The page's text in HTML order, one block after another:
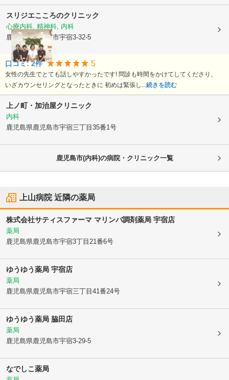
スリジエこころのクリニック
心療内科, 精神科, 内科
鹿児島県鹿児島市宇宿3-32-5
口コミ:2件 5
女性の先生でとても話しやすかったです! 問診も時間をかけてしてくださり、
いざカウンセリングとなったときに 初めは緊張し...続きを読む
上ノ町・加治屋クリニック
内科
鹿児島県鹿児島市宇宿三丁目35番1号
鹿児島市(内科)の病院・クリニック一覧
上山病院近隣の薬局
株式会社サティスファーマ マリンバ調剤薬局 宇宿店
薬局
鹿児島県鹿児島市宇宿3丁目21番6号
ゆうゆう薬局 宇宿店
薬局
鹿児島県鹿児島市宇宿三丁目41番24号
ゆうゆう薬局 脇田店
薬局
鹿児島県鹿児島市宇宿3-29-5
なでしこ薬局